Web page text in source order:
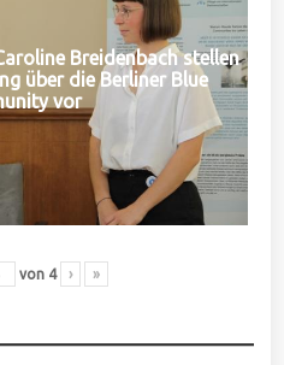
Breidenbach stellen
über die Berliner Blue
vor
von 4 › »